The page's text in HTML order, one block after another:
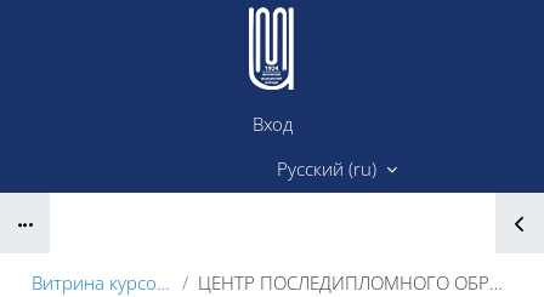
Перейти к основному содержанию
Вход
Русский ‎(ru)‎
Витрина курсов 3KL ЦЕНТР ПОСЛЕДИПЛОМНОГО ОБРАЗОВАНИЯ